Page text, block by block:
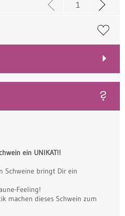
ein UNIKAT!!
Schweine bringt Dir ein
Feeling!
machen dieses Schwein zum